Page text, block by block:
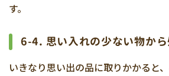
す。
6-4. 思い入れの少ない物から
いきなり思い出の品に取りかかると